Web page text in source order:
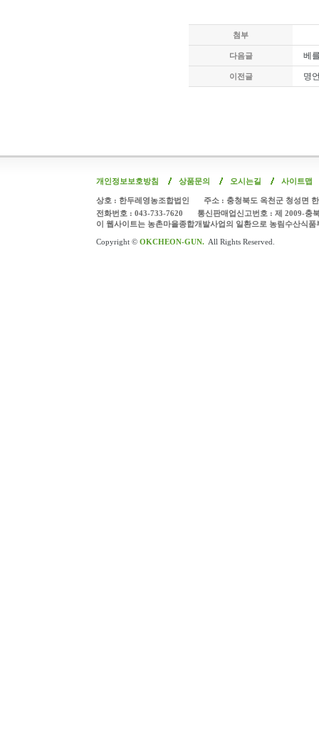
첨부
다음글 베
이전글 명
개인정보보호방침 상품문의 오시는길 사이트맵
상호 : 한두레영농조합법인
주소 : 충청북도 옥천군 청성면
전화번호 : 043-733-7620
통신판매업신고번호 : 제 2009-충
이 웹사이트는 농촌마을종합개발사업의 일환으로 농림수산식
Copyright © OKCHEON-GUN. All Rights Reserved.